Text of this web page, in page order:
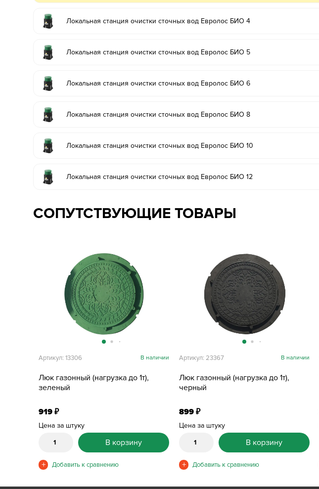
Локальная станция очистки сточных вод Евролос БИО 4
Локальная станция очистки сточных вод Евролос БИО 5
Локальная станция очистки сточных вод Евролос БИО 6
Локальная станция очистки сточных вод Евролос БИО 8
Локальная станция очистки сточных вод Евролос БИО 10
Локальная станция очистки сточных вод Евролос БИО 12
СОПУТСТВУЮЩИЕ ТОВАРЫ
Люк газонный (нагрузка до 1т),
зеленый
Артикул: 13306 В наличии
919₽
Цена за штуку
В корзину
Люк газонный (нагрузка до 1т),
черный
Артикул: 23367 В наличии
899₽
Цена за штуку
В корзину